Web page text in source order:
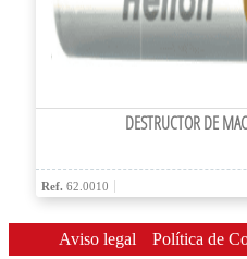
DESTRUCTOR DE
Ref. 62.0010
Aviso legal Política de